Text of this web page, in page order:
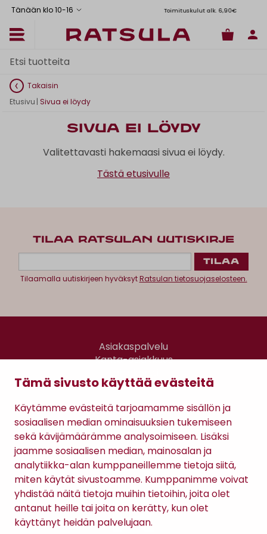
Tämä sivusto käyttää evästeitä
Käytämme evästeitä tarjoamamme sisällön ja
sosiaalisen median ominaisuuksien tukemiseen
sekä kävijämäärämme analysoimiseen. Lisäksi
jaamme sosiaalisen median, mainosalan ja
analytiikka-alan kumppaneillemme tietoja siitä,
miten käytät sivustoamme. Kumppanimme voivat
yhdistää näitä tietoja muihin tietoihin, joita olet
antanut heille tai joita on kerätty, kun olet
käyttänyt heidän palvelujaan.
Tänään klo 10-16 Toimituskulut alk. 6,90€
Takaisin
Etusivu | Sivua ei löydy
Sivua ei löydy
Valitettavasti hakemaasi sivua ei löydy.
Tästä etusivulle
TILAA RATSULAN UUTISKIRJE
Tilaamalla uutiskirjeen hyväksytRatsulan tietosuojaselosteen.
Asiakaspalvelu
Kanta-asiakkuus
Gomee Ratsula Café
Sopimusehdot
Tietosuojaseloste
Maksutavat